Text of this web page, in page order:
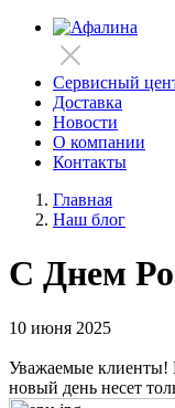
Сервисный
Доставка
Новости
О компании
Контакты
Главная
Наш блог
С Днем
10 июня 2025
Уважаемые клиенты!
новый день несет